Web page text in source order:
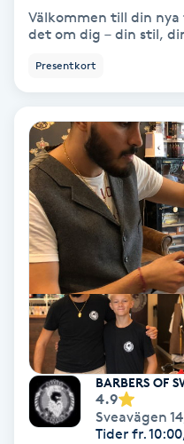
Melasma
MicroPen
Microshading
Mixfransar
Nagelförlängning
Nagelförlängning akryl
Nagelförlängning gelé
Välkommen till din
det om dig – din stil,
Presentkort
BARBERS OF
4.9
Sveavägen 14
Tider fr.